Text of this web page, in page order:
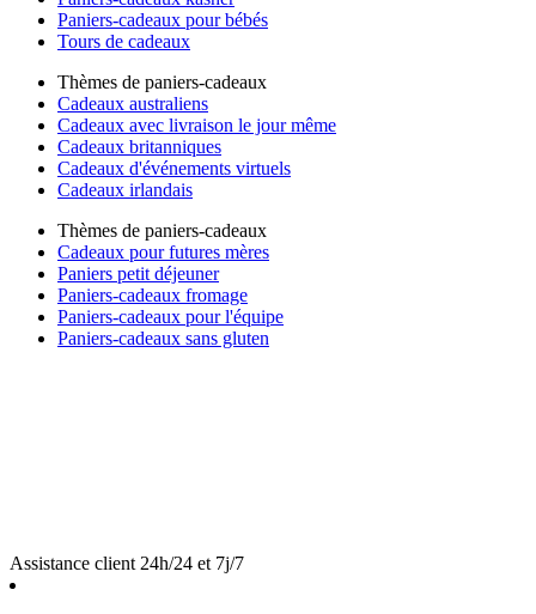
Paniers-cadeaux pour bébés
Tours de cadeaux
Thèmes de paniers-cadeaux
Cadeaux australiens
Cadeaux avec livraison le jour même
Cadeaux britanniques
Cadeaux d'événements virtuels
Cadeaux irlandais
Thèmes de paniers-cadeaux
Cadeaux pour futures mères
Paniers petit déjeuner
Paniers-cadeaux fromage
Paniers-cadeaux pour l'équipe
Paniers-cadeaux sans gluten
Assistance client 24h/24 et 7j/7